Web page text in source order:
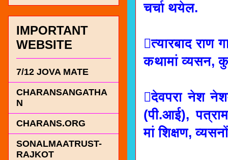
चर्चा थयेल.
त्यारबाद
कथामां व्यसन,
देवपरा नेश
(पी.आई),
मां शिक्षण,
IMPORTANT
WEBSITE
7/12 JOVA MATE
CHARANSANGATHA
N
CHARANS.ORG
SONALMAATRUST-
RAJKOT